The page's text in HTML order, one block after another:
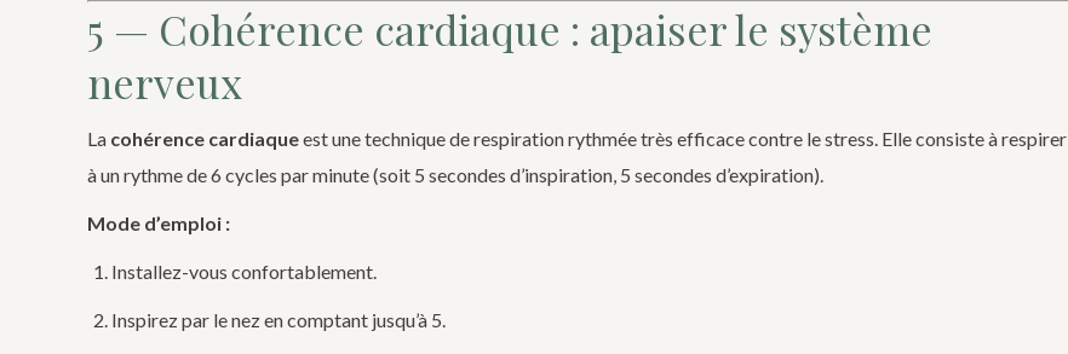
5 — Cohérence cardiaque : apaiser le système
nerveux
La cohérence cardiaqueest une technique de respiration rythmée très efficace contre le stress. Elle consiste à respirer
à un rythme de 6 cycles par minute (soit 5 secondes d’inspiration, 5 secondes d’expiration).
Mode d’emploi :
Installez-vous confortablement.
Inspirez par le nez en comptant jusqu’à 5.